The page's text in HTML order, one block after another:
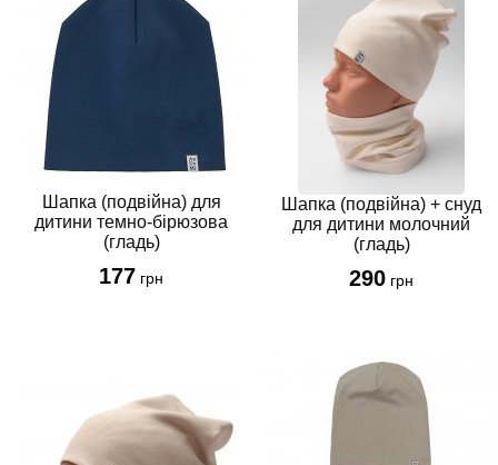
Шапка (подвійна) для
дитини темно-бірюзова
(гладь)
177 грн
Шапка (подвійна) + снуд
для дитини молочний
(гладь)
290 грн